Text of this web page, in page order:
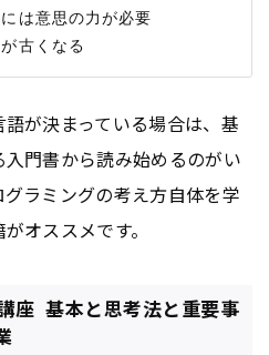
は意思の力が必要
が決まっている場合は、基
門書から読み始めるのがい
ラミングの考え方自体を学
オススメです。
―― 基本と思考法と重要事